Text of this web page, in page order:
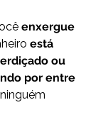
enxergue
está
ou
por entre